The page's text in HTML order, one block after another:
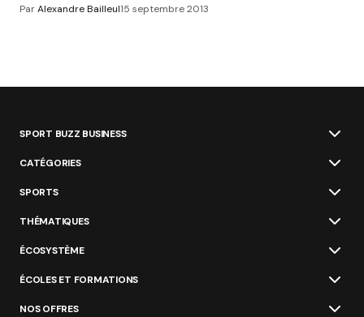
ParAlexandre Bailleul15 septembre 2013
SPORT BUZZ BUSINESS
CATÉGORIES
SPORTS
THÉMATIQUES
ÉCOSYSTÈME
ÉCOLES ET FORMATIONS
NOS OFFRES